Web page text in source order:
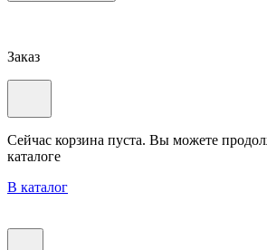
Заказ
Сейчас корзина пуста. Вы можете
каталоге
В каталог